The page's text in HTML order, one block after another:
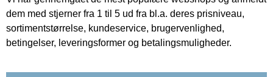
dem med stjerner fra 1 til 5 ud fra bl.a. deres prisniveau,
sortimentstørrelse, kundeservice, brugervenlighed,
betingelser, leveringsformer og betalingsmuligheder.